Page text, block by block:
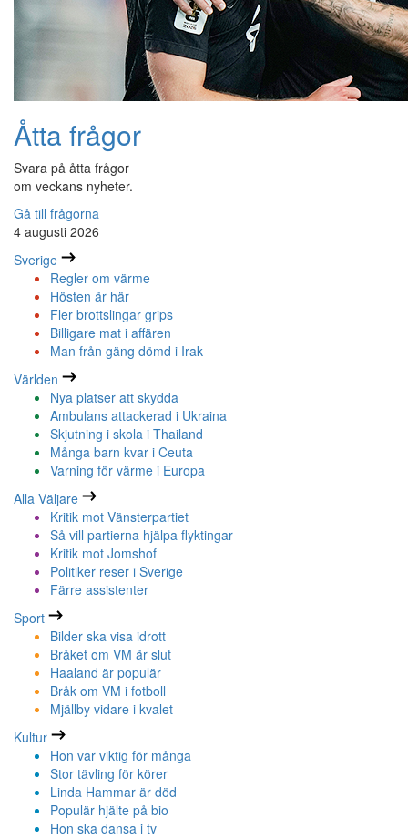
Åtta frågor
Svara på åtta frågor
om veckans nyheter.
Gå till frågorna
4 augusti 2026
Sverige
Regler om värme
Hösten är här
Fler brottslingar grips
Billigare mat i affären
Man från gäng dömd i Irak
Världen
Nya platser att skydda
Ambulans attackerad i Ukraina
Skjutning i skola i Thailand
Många barn kvar i Ceuta
Varning för värme i Europa
Alla Väljare
Kritik mot Vänsterpartiet
Så vill partierna hjälpa flyktingar
Kritik mot Jomshof
Politiker reser i Sverige
Färre assistenter
Sport
Bilder ska visa idrott
Bråket om VM är slut
Haaland är populär
Bråk om VM i fotboll
Mjällby vidare i kvalet
Kultur
Hon var viktig för många
Stor tävling för körer
Linda Hammar är död
Populär hjälte på bio
Hon ska dansa i tv